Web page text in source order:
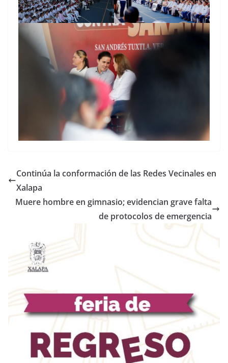
Continúa la conformación de las Redes Vecinales en
Xalapa
Muere hombre en gimnasio; evidencian grave falta
de protocolos de emergencia